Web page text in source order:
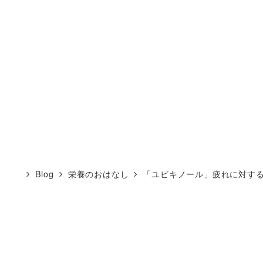
Blog 栄養のおはなし 「ユビキノール」疲れに対す